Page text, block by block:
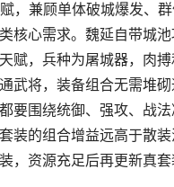
，兼顾单体破城爆发、
核心需求。魏延自带城
赋，兵种为屠城器，肉
武将，装备组合无需堆砌
要围绕统御、强攻、战
装的组合增益远高于散
，资源充足后再更新真